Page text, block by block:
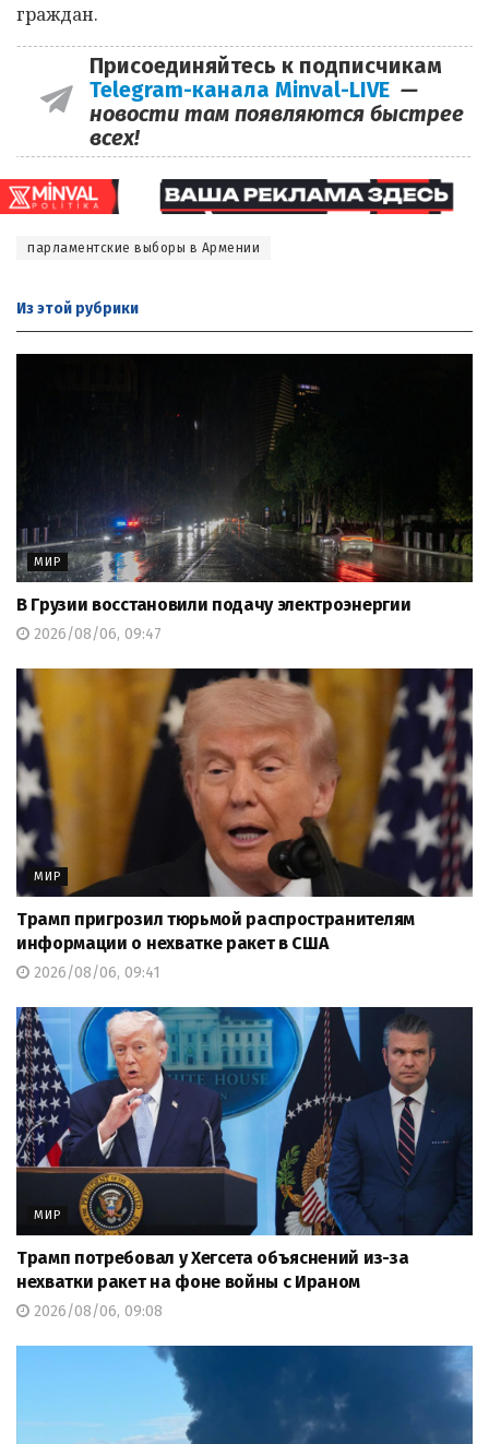
граждан.
Присоединяйтесь к подписчикам
Telegram-канала Minval-LIVE —
новости там появляются быстрее
всех!
парламентские выборы в Армении
Из этой рубрики
МИР
В Грузии восстановили подачу электроэнергии
2026/08/06, 09:47
МИР
Трамп пригрозил тюрьмой распространителям
информации о нехватке ракет в США
2026/08/06, 09:41
МИР
Трамп потребовал у Хегсета объяснений из-за
нехватки ракет на фоне войны с Ираном
2026/08/06, 09:08